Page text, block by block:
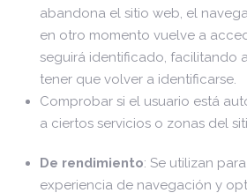
abandona el sitio web, el
en otro momento vuelve a
seguirá identificado, facilitando
tener que volver a identificarse.
Comprobar si el usuario está
a ciertos servicios o zonas del
De rendimiento: Se utilizan
experiencia de navegación y